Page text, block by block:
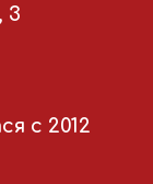
3
с 2012